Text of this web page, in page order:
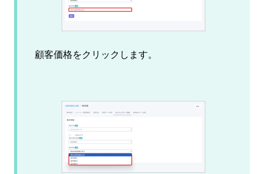
顧客価格をクリックします。